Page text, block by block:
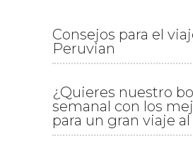
Consejos para el
Peruvian
¿Quieres nuestro
semanal con los
para un gran viaje